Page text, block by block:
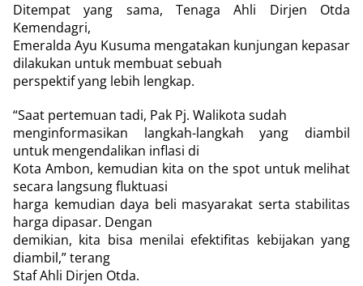
Ditempat yang sama, Tenaga Ahli Dirjen Otda
Kemendagri,
Emeralda Ayu Kusuma mengatakan kunjungan kepasar
dilakukan untuk membuat sebuah
perspektif yang lebih lengkap.
“Saat pertemuan tadi, Pak Pj. Walikota sudah
menginformasikan langkah-langkah yang diambil
untuk mengendalikan inflasi di
Kota Ambon, kemudian kita on the spot untuk melihat
secara langsung fluktuasi
harga kemudian daya beli masyarakat serta stabilitas
harga dipasar. Dengan
demikian, kita bisa menilai efektifitas kebijakan yang
diambil,” terang
Staf Ahli Dirjen Otda.